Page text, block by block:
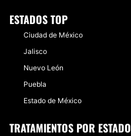
ESTADOS TOP
Ciudad de México
Jalisco
Nuevo León
Puebla
Estado de México
TRATAMIENTOS POR ESTADO